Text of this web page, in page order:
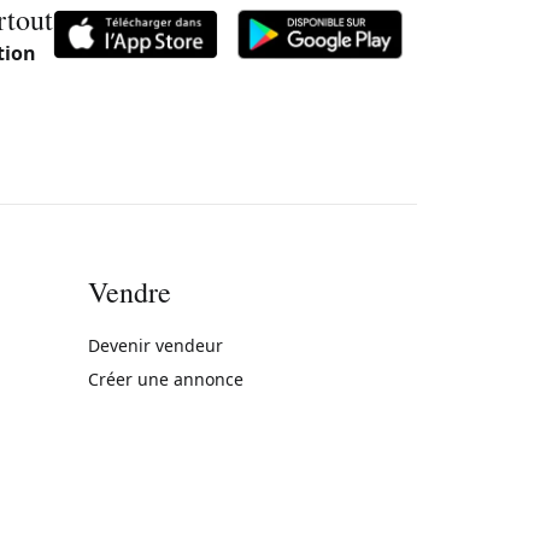
Vendre
Devenir vendeur
Créer une annonce